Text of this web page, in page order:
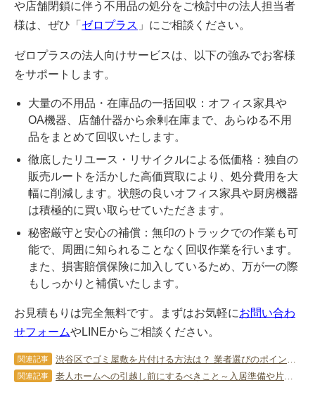
や店舗閉鎖に伴う不用品の処分をご検討中の法人担当者
様は、ぜひ「 ゼロプラス 」にご相談ください。
ゼロプラスの法人向けサービスは、以下の強みでお客様
をサポートします。
大量の不用品・在庫品の一括回収：オフィス家具や
OA機器、店舗什器から余剰在庫まで、あらゆる不用
品をまとめて回収いたします。
徹底したリユース・リサイクルによる低価格：独自の
販売ルートを活かした高価買取により、処分費用を大
幅に削減します。状態の良いオフィス家具や厨房機器
は積極的に買い取らせていただきます。
秘密厳守と安心の補償：無印のトラックでの作業も可
能で、周囲に知られることなく回収作業を行います。
また、損害賠償保険に加入しているため、万が一の際
もしっかりと補償いたします。
お見積もりは完全無料です。まずはお気軽にお問い合わ
せフォームやLINEからご相談ください。
関連記事 渋谷区でゴミ屋敷を片付ける方法は？ 業者選びのポイントも紹介！
関連記事 老人ホームへの引越し前にするべきこと～入居準備や片付けについて～